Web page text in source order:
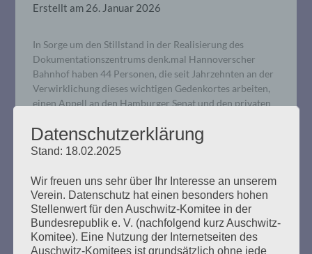
Erstellt am 26. Januar 2026
In Sorge um den Stillstand in der Realisierung des
Dokumentationszentrums denk.mal Hannoverscher
Bahnhof haben 44 Personen, die seit Jahrzehnten an der
Verwirklichung dieses wichtigen Gedenkortes arbeiten,
einen Appell an den Hamburger Senat und den privaten
GEGEN DAS VERGESSEN: Das
Datenschutzerklärung
Stand: 18.02.2025
Wir freuen uns sehr über Ihr Interesse an unserem
Verein. Datenschutz hat einen besonders hohen
Stellenwert für den Auschwitz-Komitee in der
Bundesrepublik e. V. (nachfolgend kurz Auschwitz-
Komitee). Eine Nutzung der Internetseiten des
Auschwitz-Komitees ist grundsätzlich ohne jede